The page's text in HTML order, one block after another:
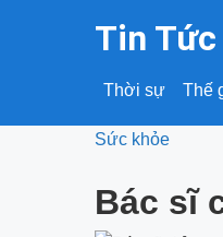
Tin Tức
Thời sự Thế
Sức khỏe
Bác sĩ